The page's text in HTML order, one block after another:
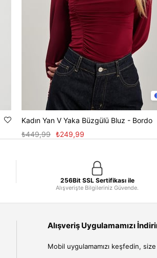
Kadın Yan V Yaka Büzgülü Bluz - Bordo
₺249,99
₺449,99
256Bit SSL Sertifikası ile
Alışverişte Bilgileriniz Güvende.
Alışveriş Uygulamamızı
Mobil uygulamamızı keşfedin, size